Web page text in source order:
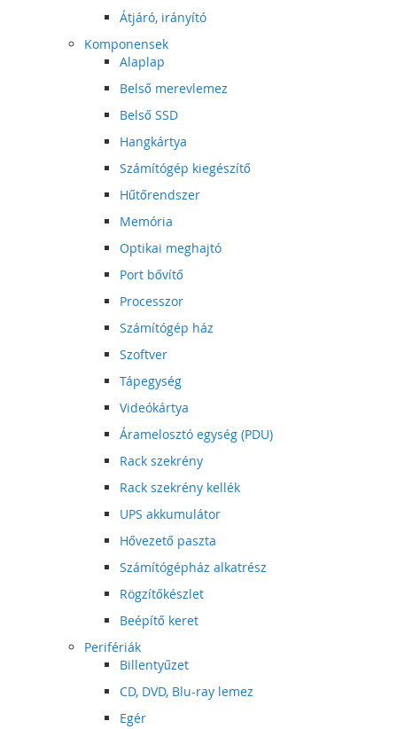
Átjáró, irányító
Komponensek
Alaplap
Belső merevlemez
Belső SSD
Hangkártya
Számítógép kiegészítő
Hűtőrendszer
Memória
Optikai meghajtó
Port bővítő
Processzor
Számítógép ház
Szoftver
Tápegység
Videókártya
Áramelosztó egység (PDU)
Rack szekrény
Rack szekrény kellék
UPS akkumulátor
Hővezető paszta
Számítógépház alkatrész
Rögzítőkészlet
Beépítő keret
Perifériák
Billentyűzet
CD, DVD, Blu-ray lemez
Egér